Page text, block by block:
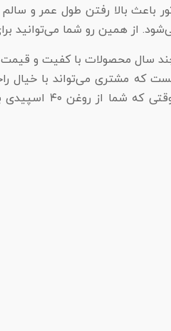
از همین رو شما می‌توانید
سال محصولات با کفیت و قیمت
که مشتری می‌تواند با خیال
روغن‌های تسویه